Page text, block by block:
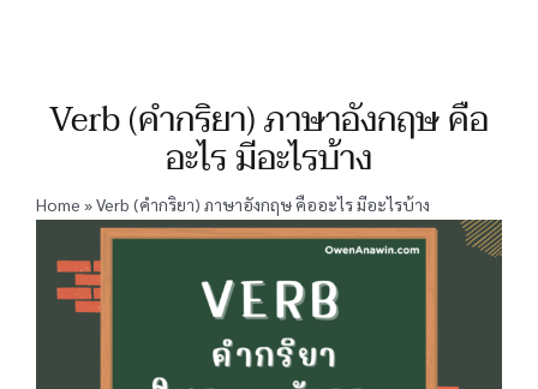
Verb (คำกริยา) ภาษาอังกฤษ คือ
อะไร มีอะไรบ้าง
Home »Verb (คำกริยา) ภาษาอังกฤษ คืออะไร มีอะไรบ้าง